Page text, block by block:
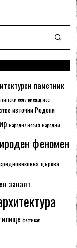
паметник
села висящ мост
източни Родопи
народна носия народни
феномен
църква
занаят
фестивал